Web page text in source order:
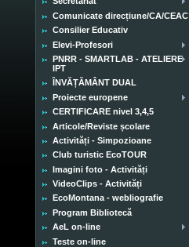
Comunicate direcțiune/CA/CEAC
Consilier Educativ
Elevi-Profesori
PNRR - SMARTLAB - ATELIERE
IPT
ÎNVĂȚĂMÂNT DUAL
Proiecte europene
CERTIFICARE nivel 3,4,5
Articole/Reviste școlare
Activități - Simpozioane
Club turistic EcoTOUR
Imagini foto - Activități
VideoClips - Activități
EcoMontana - webliografie
Program Bibliotecă
AeL on-line
Teste on-line